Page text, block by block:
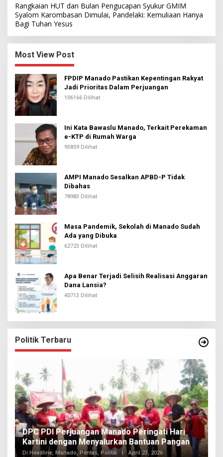
Rangkaian HUT dan Bulan Pengucapan Syukur GMIM
Syalom Karombasan Dimulai, Pandelaki: Kemuliaan Hanya
Bagi Tuhan Yesus
Most View Post
FPDIP Manado Pastikan Kepentingan Rakyat
Jadi Prioritas Dalam Perjuangan
106166 Dilihat
Ini Kata Bawaslu Manado, Terkait Perekaman
e-KTP di Rumah Warga
93859 Dilihat
AMPI Manado Sesalkan APBD-P Tidak
Dibahas
78983 Dilihat
Masa Pandemik, Sekolah di Manado Sudah
Ada yang Dibuka
62723 Dilihat
Apa Benar Terjadi Selisih Realisasi Anggaran
Dana Lansia?
40713 Dilihat
Politik Terbaru
DPC PDI Perjuangan Manado Peringati Hari
Kartini dengan Menyalurkan Bantuan Pangan
Di Headline, Manado, Pentas, Politik April 23, 2026